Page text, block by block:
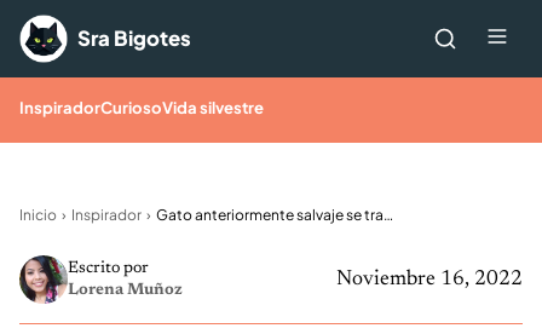
Saltar al contenido
Sra Bigotes
InspiradorCuriosoVida silvestre
Inicio Inspirador Gato anteriormente salvaje se transforma en un gato faldero gracias al amor
Noviembre 16, 2022
Escrito por
Lorena Muñoz